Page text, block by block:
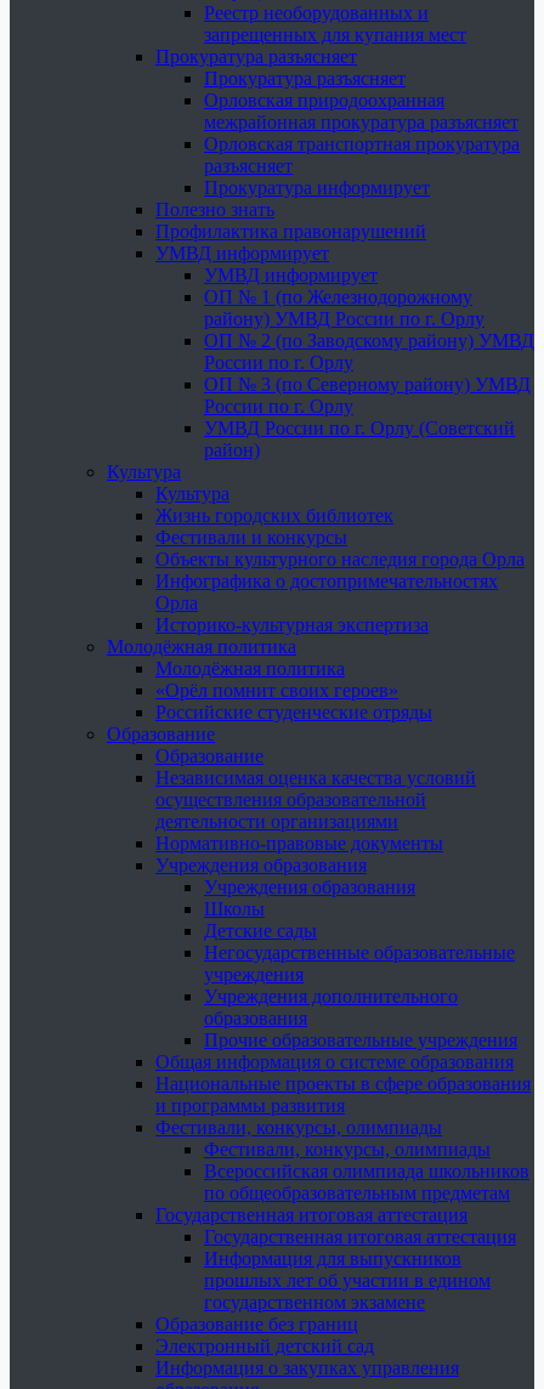
Реестр необорудованных и
запрещенных для купания мест
Прокуратура разъясняет
Прокуратура разъясняет
Орловская природоохранная
межрайонная прокуратура разъясняет
Орловская транспортная прокуратура
разъясняет
Прокуратура информирует
Полезно знать
Профилактика правонарушений
УМВД информирует
УМВД информирует
ОП № 1 (по Железнодорожному
району) УМВД России по г. Орлу
ОП № 2 (по Заводскому району) УМВД
России по г. Орлу
ОП № 3 (по Северному району) УМВД
России по г. Орлу
УМВД России по г. Орлу (Советский
район)
Культура
Культура
Жизнь городских библиотек
Фестивали и конкурсы
Объекты культурного наследия города Орла
Инфографика о достопримечательностях
Орла
Историко-культурная экспертиза
Молодёжная политика
Молодёжная политика
«Орёл помнит своих героев»
Российские студенческие отряды
Образование
Образование
Независимая оценка качества условий
осуществления образовательной
деятельности организациями
Нормативно-правовые документы
Учреждения образования
Учреждения образования
Школы
Детские сады
Негосударственные образовательные
учреждения
Учреждения дополнительного
образования
Прочие образовательные учреждения
Общая информация о системе образования
Национальные проекты в сфере образования
и программы развития
Фестивали, конкурсы, олимпиады
Фестивали, конкурсы, олимпиады
Всероссийская олимпиада школьников
по общеобразовательным предметам
Государственная итоговая аттестация
Государственная итоговая аттестация
Информация для выпускников
прошлых лет об участии в едином
государственном экзамене
Образование без границ
Электронный детский сад
Информация о закупках управления